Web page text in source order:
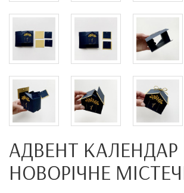
АДВЕНТ КАЛЕНДАР
НОВОРІЧНЕ